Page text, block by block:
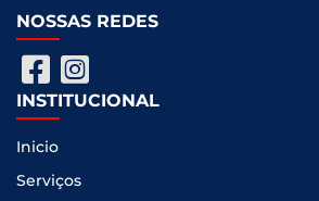
NOSSAS REDES
INSTITUCIONAL
Inicio
Serviços